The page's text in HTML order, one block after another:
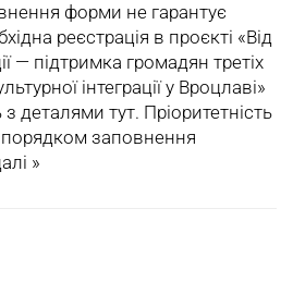
форми не гарантує
реєстрація в проєкті «Від
— підтримка громадян третіх
інтеграції у Вроцлаві»
деталями тут. Пріоритетність
порядком заповнення
»